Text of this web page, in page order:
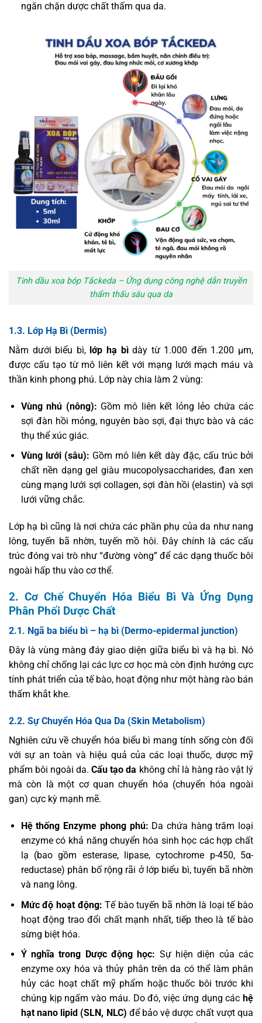
ngăn chặn dược chất thấm qua da.
Tinh dầu xoa bóp Tắckeda – Ứng dụng công nghệ dẫn truyền
thẩm thấu sâu qua da
1.3. Lớp Hạ Bì (Dermis)
Nằm dưới biểu bì, lớp hạ bìdày từ 1.000 đến 1.200 μm,
được cấu tạo từ mô liên kết với mạng lưới mạch máu và
thần kinh phong phú. Lớp này chia làm 2 vùng:
Vùng nhú (nông): Gồm mô liên kết lỏng lẻo chứa các
sợi đàn hồi mỏng, nguyên bào sợi, đại thực bào và các
thụ thể xúc giác.
Vùng lưới (sâu): Gồm mô liên kết dày đặc, cấu trúc bởi
chất nền dạng gel giàu mucopolysaccharides, đan xen
cùng mạng lưới sợi collagen, sợi đàn hồi (elastin) và sợi
lưới vững chắc.
Lớp hạ bì cũng là nơi chứa các phần phụ của da như nang
lông, tuyến bã nhờn, tuyến mồ hôi. Đây chính là các cấu
trúc đóng vai trò như “đường vòng” để các dạng thuốc bôi
ngoài hấp thu vào cơ thể.
2. Cơ Chế Chuyển Hóa Biểu Bì Và Ứng Dụng
Phân Phối Dược Chất
2.1. Ngã ba biểu bì – hạ bì (Dermo-epidermal junction)
Đây là vùng màng đáy giao diện giữa biểu bì và hạ bì. Nó
không chỉ chống lại các lực cơ học mà còn định hướng cực
tính phát triển của tế bào, hoạt động như một hàng rào bán
thấm khắt khe.
2.2. Sự Chuyển Hóa Qua Da (Skin Metabolism)
Nghiên cứu về chuyển hóa biểu bì mang tính sống còn đối
với sự an toàn và hiệu quả của các loại thuốc, dược mỹ
phẩm bôi ngoài da.Cấu tạo da không chỉ là hàng rào vật lý
mà còn là một cơ quan chuyển hóa (chuyển hóa ngoài
gan) cực kỳ mạnh mẽ.
Hệ thống Enzyme phong phú: Da chứa hàng trăm loại
enzyme có khả năng chuyển hóa sinh học các hợp chất
lạ (bao gồm esterase, lipase, cytochrome p-450, 5α-
reductase) phân bố rộng rãi ở lớp biểu bì, tuyến bã nhờn
và nang lông.
Mức độ hoạt động: Tế bào tuyến bã nhờn là loại tế bào
hoạt động trao đổi chất mạnh nhất, tiếp theo là tế bào
sừng biệt hóa.
Ý nghĩa trong Dược động học: Sự hiện diện của các
enzyme oxy hóa và thủy phân trên da có thể làm phân
hủy các hoạt chất mỹ phẩm hoặc thuốc bôi trước khi
chúng kịp ngấm vào máu. Do đó, việc ứng dụng các hệ
hạt nano lipid (SLN, NLC) để bảo vệ dược chất vượt qua